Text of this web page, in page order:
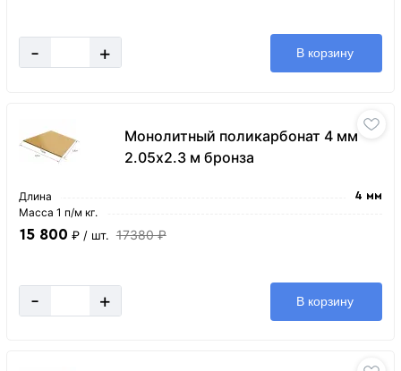
- + В корзину
Монолитный поликарбонат 4 мм
2.05х2.3 м бронза
Длина 4 мм
Масса 1 п/м кг.
15 800 ₽ / шт. 17380 ₽
- + В корзину